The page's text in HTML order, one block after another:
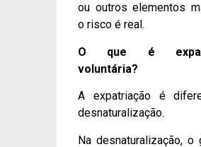
ou outros elementos
o risco é real.
O que é
voluntária?
A expatriação é
desnaturalização.
Na desnaturalização, o